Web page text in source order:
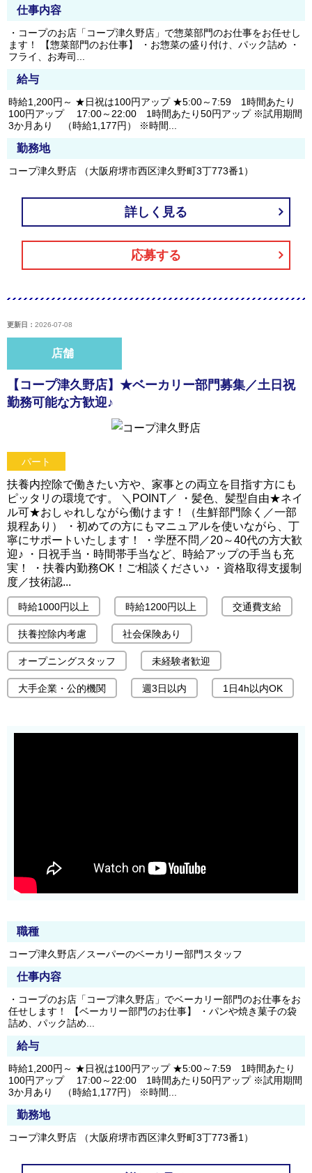
仕事内容
・コープのお店「コープ津久野店」で惣菜部門のお仕事をお任せし
ます！ 【惣菜部門のお仕事】 ・お惣菜の盛り付け、パック詰め ・
フライ、お寿司...
給与
時給1,200円～ ★日祝は100円アップ ★5:00～7:59 1時間あたり
100円アップ 17:00～22:00 1時間あたり50円アップ ※試用期間
3か月あり （時給1,177円） ※時間...
勤務地
コープ津久野店 （大阪府堺市西区津久野町3丁773番1）
詳しく見る
応募する
更新日： 2026-07-08
店舗
【コープ津久野店】★ベーカリー部門募集／土日祝
勤務可能な方歓迎♪
パート
扶養内控除で働きたい方や、家事との両立を目指す方にも
ピッタリの環境です。 ＼POINT／ ・髪色、髪型自由★ネイ
ル可★おしゃれしながら働けます！（生鮮部門除く／一部
規程あり） ・初めての方にもマニュアルを使いながら、丁
寧にサポートいたします！ ・学歴不問／20～40代の方大歓
迎♪ ・日祝手当・時間帯手当など、時給アップの手当も充
実！ ・扶養内勤務OK！ご相談ください♪ ・資格取得支援制
度／技術認...
時給1000円以上 時給1200円以上 交通費支給
扶養控除内考慮 社会保険あり
オープニングスタッフ 未経験者歓迎
大手企業・公的機関 週3日以内 1日4h以内OK
職種
コープ津久野店／スーパーのベーカリー部門スタッフ
仕事内容
・コープのお店「コープ津久野店」でベーカリー部門のお仕事をお
任せします！ 【ベーカリー部門のお仕事】 ・パンや焼き菓子の袋
詰め、パック詰め...
給与
時給1,200円～ ★日祝は100円アップ ★5:00～7:59 1時間あたり
100円アップ 17:00～22:00 1時間あたり50円アップ ※試用期間
3か月あり （時給1,177円） ※時間...
勤務地
コープ津久野店 （大阪府堺市西区津久野町3丁773番1）